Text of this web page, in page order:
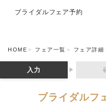
ブライダルフェア予約
HOME フェア一覧 フェア詳細
入力 ▶
ブライダルフ